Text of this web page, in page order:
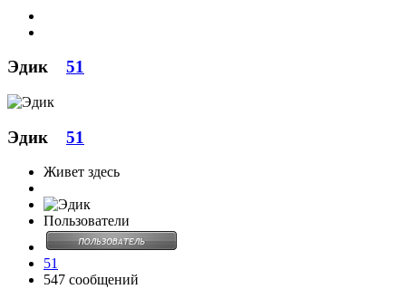
Эдик 51
Эдик 51
Живет здесь
Пользователи
51
547 сообщений